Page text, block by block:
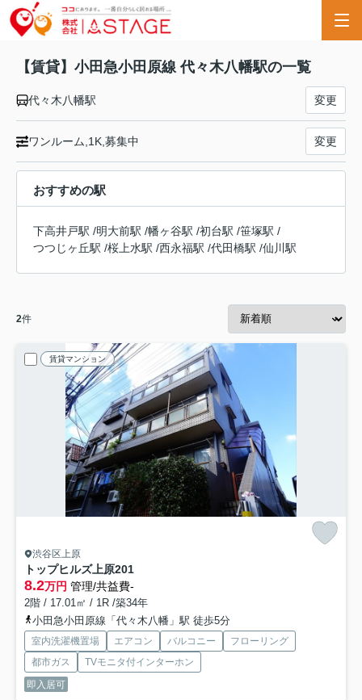
【賃貸】小田急小田原線 代々木八幡駅の一覧
代々木八幡駅 変更
ワンルーム,1K,募集中 変更
おすすめの駅
下高井戸駅 /明大前駅 /幡ヶ谷駅 /初台駅 /笹塚駅 /
つつじヶ丘駅 /桜上水駅 /西永福駅 /代田橋駅 /仙川駅
2件
賃貸マンション
渋谷区上原
トップヒルズ上原201
8.2万円 管理/共益費-
2階 / 17.01㎡ / 1R /築34年
小田急小田原線「代々木八幡」駅 徒歩5分
室内洗濯機置場 エアコン バルコニー
フローリング
都市ガス
TVモニタ付インターホン
即入居可